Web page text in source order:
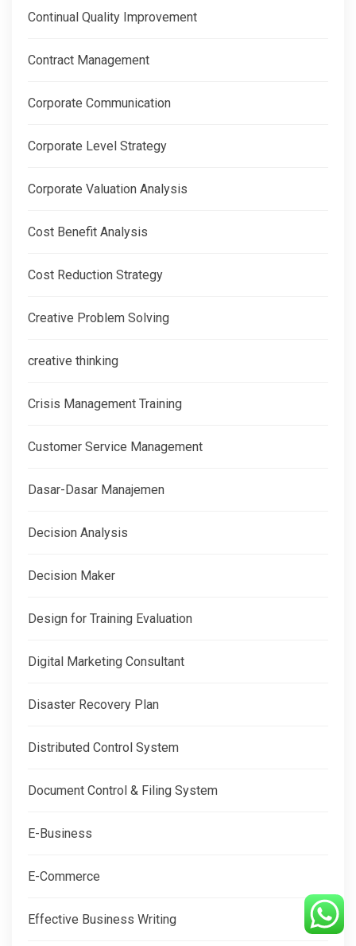
Continual Quality Improvement
Contract Management
Corporate Communication
Corporate Level Strategy
Corporate Valuation Analysis
Cost Benefit Analysis
Cost Reduction Strategy
Creative Problem Solving
creative thinking
Crisis Management Training
Customer Service Management
Dasar-Dasar Manajemen
Decision Analysis
Decision Maker
Design for Training Evaluation
Digital Marketing Consultant
Disaster Recovery Plan
Distributed Control System
Document Control & Filing System
E-Business
E-Commerce
Effective Business Writing